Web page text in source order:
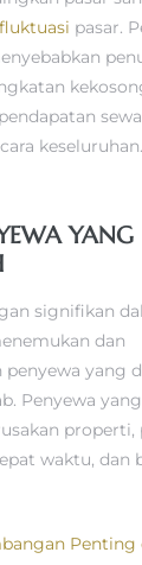
fluktuasi pasar.
keseluruhan.
YANG
signifikan
dan
yang
Penyewa
properti,
waktu, dan